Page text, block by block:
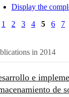
Display the
1
2 3 4 5 6 7
in 2014
e
de